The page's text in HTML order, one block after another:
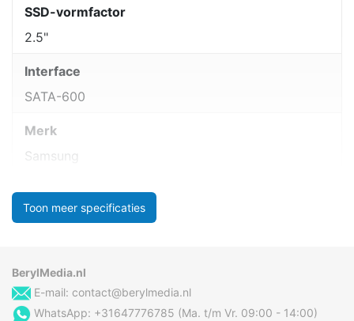
SSD-vormfactor
2.5"
Interface
SATA-600
Merk
Samsung
Toon meer specificaties
BerylMedia.nl
E-mail: contact@berylmedia.nl
WhatsApp: +31647776785 (Ma. t/m Vr. 09:00 - 14:00)